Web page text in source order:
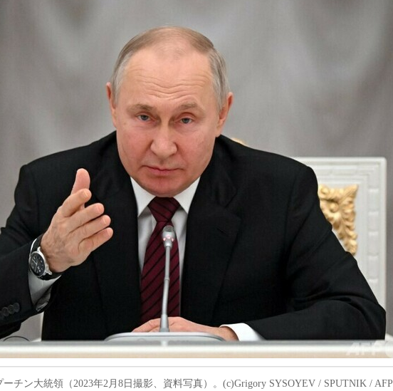
チン大統領（2023年2月8日撮影、資料写真）。(c)Grigory SYSOYEV / SPUTNIK / AFP